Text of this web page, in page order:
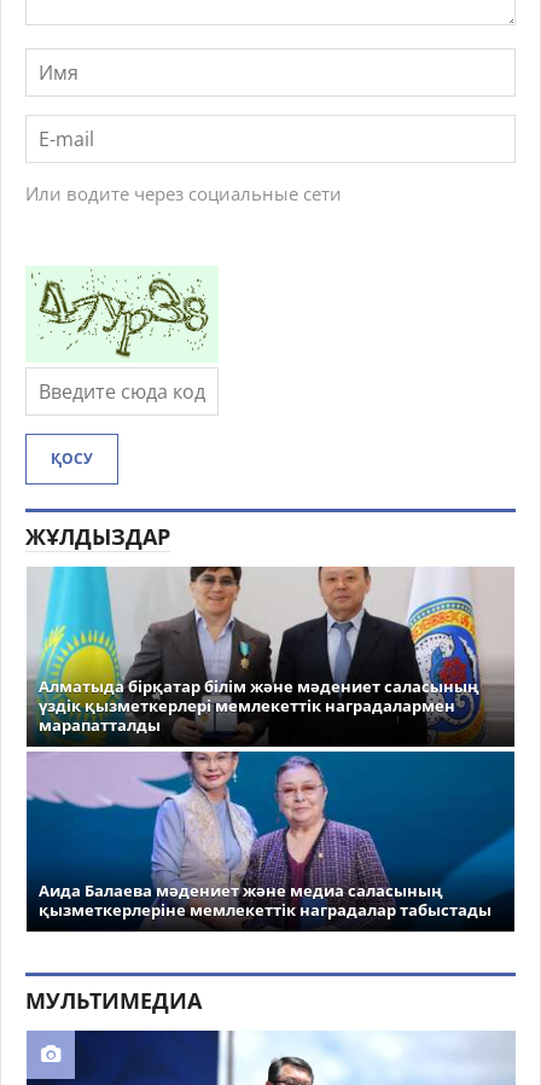
Или водите через социальные сети
ҚОСУ
ЖҰЛДЫЗДАР
Алматыда бірқатар білім және мәдениет саласының
үздік қызметкерлері мемлекеттік наградалармен
марапатталды
Аида Балаева мәдениет және медиа саласының
қызметкерлеріне мемлекеттік наградалар табыстады
МУЛЬТИМЕДИА